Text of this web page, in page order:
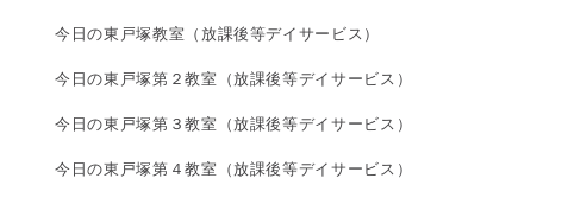
今日の東戸塚教室（放課後等デイサービス）
今日の東戸塚第２教室（放課後等デイサービス）
今日の東戸塚第３教室（放課後等デイサービス）
今日の東戸塚第４教室（放課後等デイサービス）